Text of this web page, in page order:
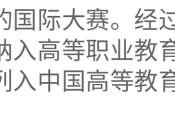
国际大赛。经
入高等职业教
入中国高等教